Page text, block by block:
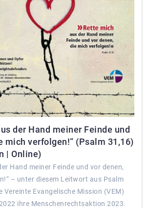
der Hand meiner Feinde und
mich verfolgen!“ (Psalm 31,16)
| Online)
Hand meiner Feinde und vor denen,
– unter diesem Leitwort aus Psalm
Vereinte Evangelische Mission (VEM)
ihre Menschenrechtsaktion 2023.